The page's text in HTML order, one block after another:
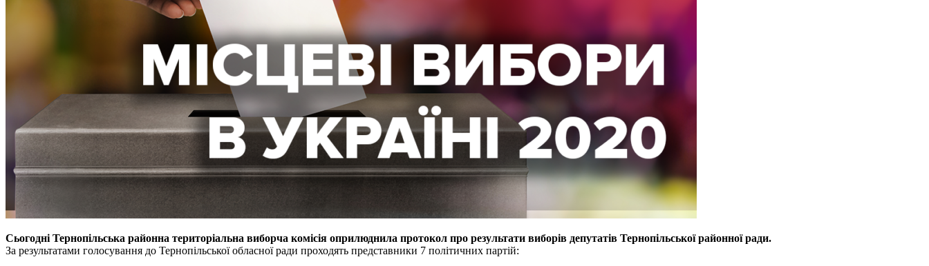
Сьогодні Тернопільська районна територіальна виборча комісія оприлюднила протокол про результати виборів депутатів Тернопільської районної ради.
За результатами голосування до Тернопільської обласної ради проходять представники 7 політичних партій: